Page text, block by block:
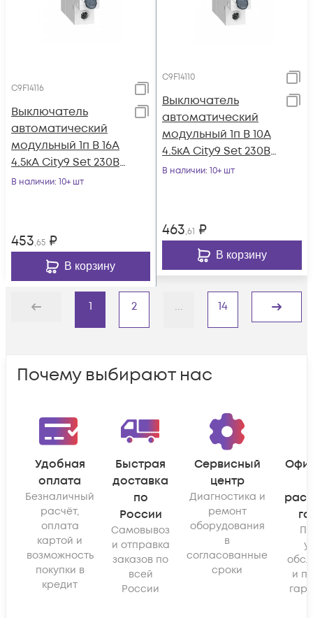
C9F14116
Выключатель
автоматический
модульный 1п B 16А
4.5кА City9 Set 230В
SE C9F14116
В наличии: 10+ шт
453,65 ₽
В корзину
C9F14110
Выключатель
автоматический
модульный 1п B 10А
4.5кА City9 Set 230В
SE C9F14110
В наличии: 10+ шт
463,61 ₽
В корзину
Назад
1 2 ... 14
Дальше
Почему выбирают нас
Удобная
оплата
Безналичный
расчёт,
оплата
картой и
возможность
покупки в
кредит
Быстрая
доставка
по
России
Самовывоз
и отправка
заказов по
всей
России
Сервисный
центр
Диагностика и
ремонт
оборудования
в
согласованные
сроки
и